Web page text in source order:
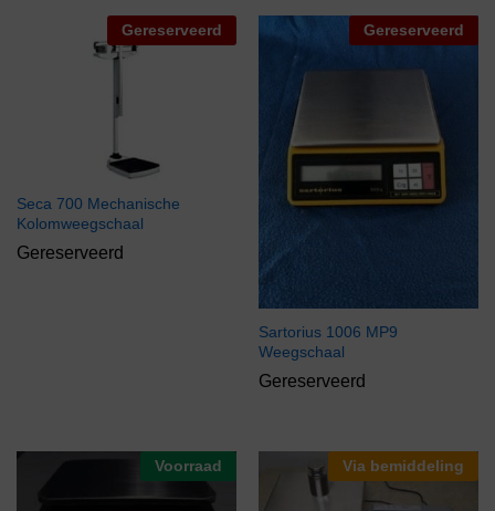
Gereserveerd
Seca 700 Mechanische
Kolomweegschaal
Gereserveerd
Gereserveerd
Sartorius 1006 MP9
Weegschaal
Gereserveerd
Voorraad Via bemiddeling